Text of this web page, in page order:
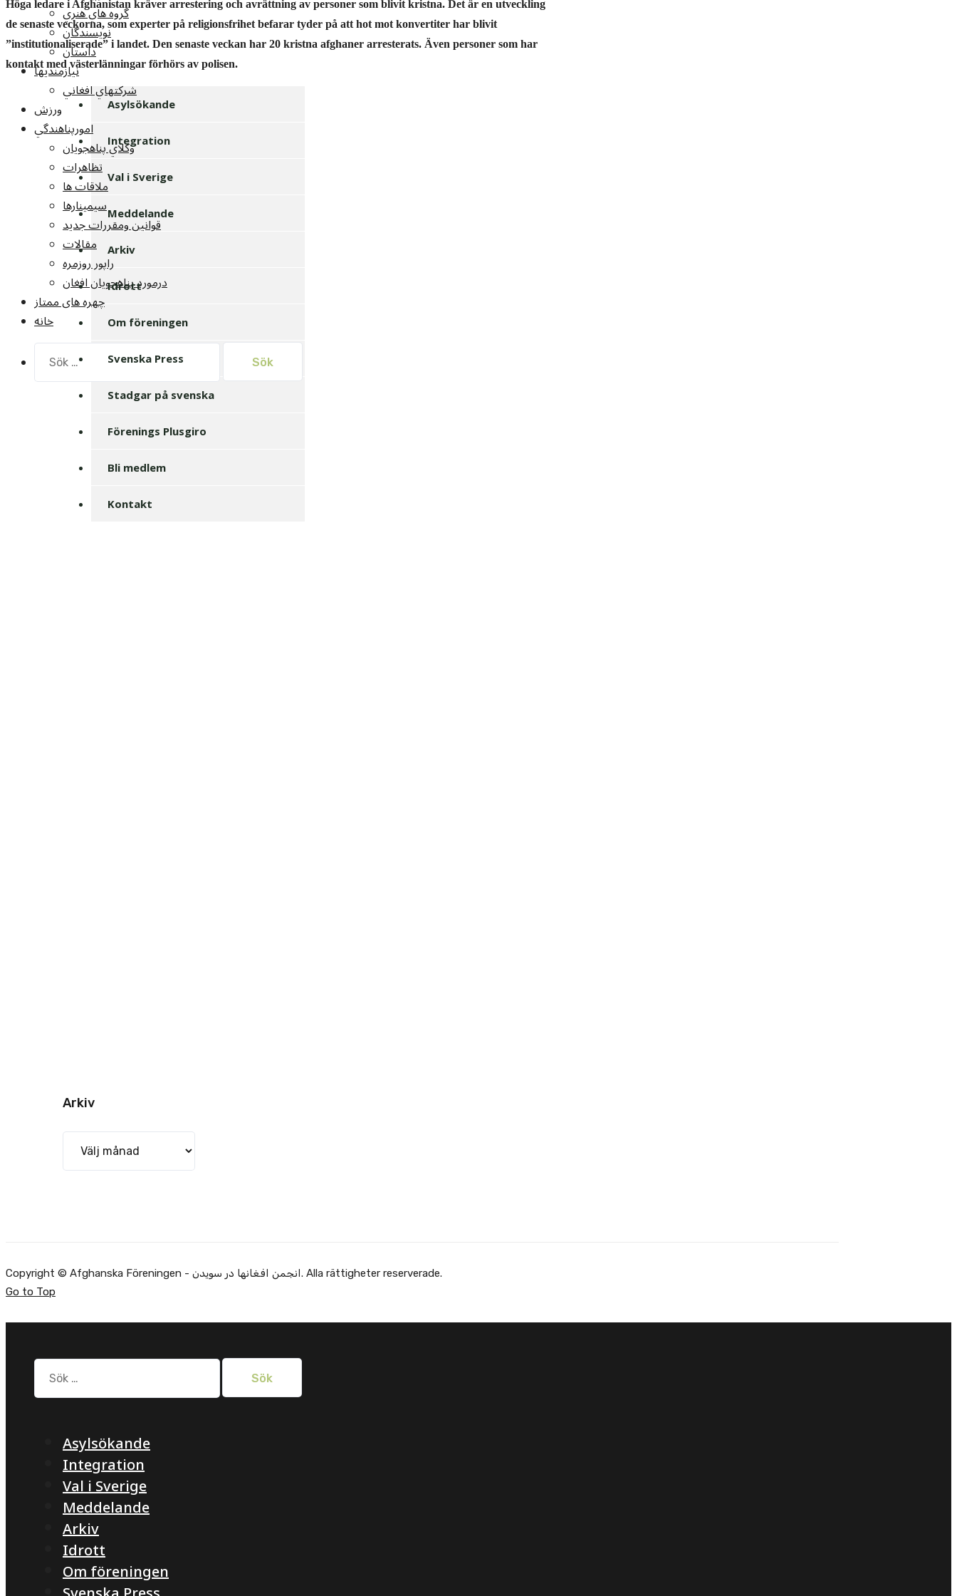
گروه هاي هنري
نويسندگان
داستان
نيازمنديها
شرکتهاي افغاني
ورزش
امورپناهندگي
وکلاي پناهجويان
تظاهرات
ملاقات ها
سيمينارها
قوانين ومقررات جديد
مقالات
راپور روزمره
درمورد پناهجويان افغان
چهره های ممتاز
خانه
efter:
Höga ledare i Afghanistan kräver arrestering och avrättning av personer som blivit kristna. Det är en utveckling
de senaste veckorna, som experter på religionsfrihet befarar tyder på att hot mot konvertiter har blivit
”institutionaliserade” i landet. Den senaste veckan har 20 kristna afghaner arresterats. Även personer som har
kontakt med västerlänningar förhörs av polisen.
Asylsökande
Integration
Val i Sverige
Meddelande
Arkiv
Idrott
Om föreningen
Svenska Press
Stadgar på svenska
Förenings Plusgiro
Bli medlem
Kontakt
Arkiv
Copyright © Afghanska Föreningen - انجمن افغانها در سویدن. Alla rättigheter reserverade.
Go to Top
Sök
efter:
Asylsökande
Integration
Val i Sverige
Meddelande
Arkiv
Idrott
Om föreningen